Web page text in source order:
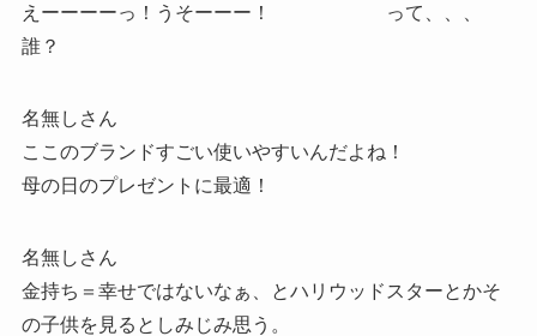
えーーーーっ！うそーーー！ って、、、
誰？
名無しさん
ここのブランドすごい使いやすいんだよね！
母の日のプレゼントに最適！
名無しさん
金持ち＝幸せではないなぁ、とハリウッドスターとかそ
の子供を見るとしみじみ思う。